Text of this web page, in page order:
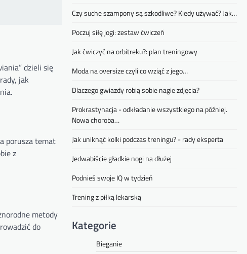
dzieli się
jak
porusza temat
z
metody
do
Czy suche szampony są szkodliwe? Kiedy używać? Jak…
Poczuj siłę jogi: zestaw ćwiczeń
Jak ćwiczyć na orbitreku?: plan treningowy
Moda na oversize czyli co wziąć z jego…
Dlaczego gwiazdy robią sobie nagie zdjęcia?
Prokrastynacja - odkładanie wszystkiego na później.
Nowa choroba…
Jak uniknąć kolki podczas treningu? - rady eksperta
Jedwabiście gładkie nogi na dłużej
Podnieś swoje IQ w tydzień
Trening z piłką lekarską
Kategorie
Bieganie